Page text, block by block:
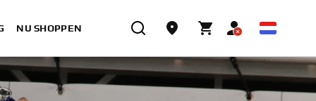
NU SHOPPEN